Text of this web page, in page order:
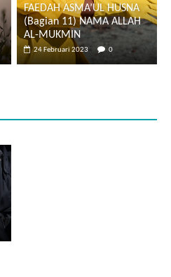
FAEDAH ASMA’UL HUSNA
(Bagian 11) NAMA ALLAH
AL-MUKMIN
24 Februari 2023 0